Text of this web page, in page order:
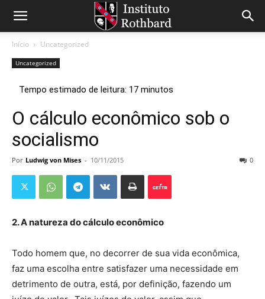
Início Uncategorized
Uncategorized
O cálculo econômico sob o
socialismo
Por Ludwig von Mises - 10/11/2015 0
2. A natureza do cálculo econômico
Todo homem que, no decorrer de sua vida econômica,
faz uma escolha entre satisfazer uma necessidade em
detrimento de outra, está, por definição, fazendo um